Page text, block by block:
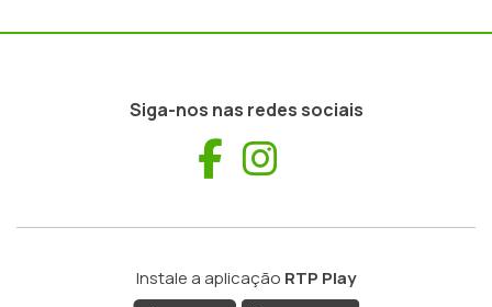
Siga-nos nas redes sociais
Facebook
Instale a aplicação RTP Play